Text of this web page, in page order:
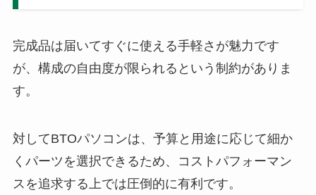
完成品は届いてすぐに使える手軽さが魅力です
が、構成の自由度が限られるという制約がありま
す。
対してBTOパソコンは、予算と用途に応じて細か
くパーツを選択できるため、コストパフォーマン
スを追求する上では圧倒的に有利です。